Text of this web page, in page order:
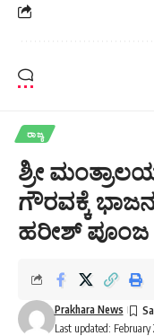
ರಾಜ್ಯ
ಶ್ರೀ
ಗೌರವಕ್ಕೆ
ಹರೀಶ್ ಪೂಂಜ
Last updated: February
Prakhara News